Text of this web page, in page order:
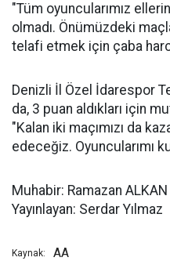
"Tüm oyuncularımız
olmadı. Önümüzdeki
telafi etmek için çaba
Denizli İl Özel İdarespor
da, 3 puan aldıkları için
"Kalan iki maçımızı da
edeceğiz. Oyuncularımı
Muhabir: Ramazan ALKAN
Yayınlayan: Serdar Yılmaz
Kaynak: AA